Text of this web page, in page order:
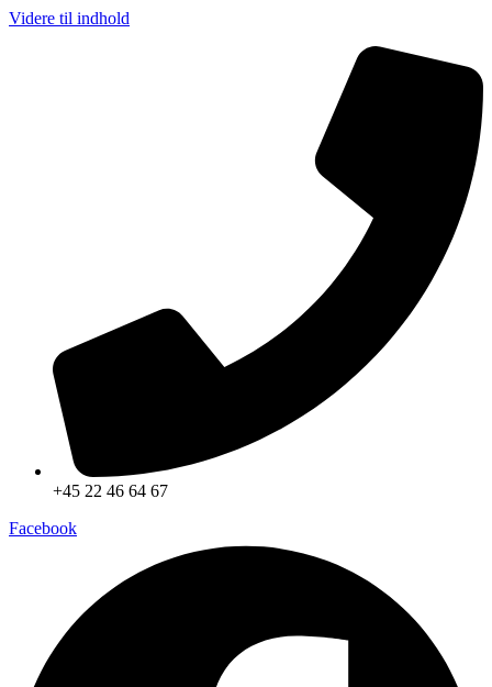
Videre til indhold
+45 22 46 64 67
Facebook